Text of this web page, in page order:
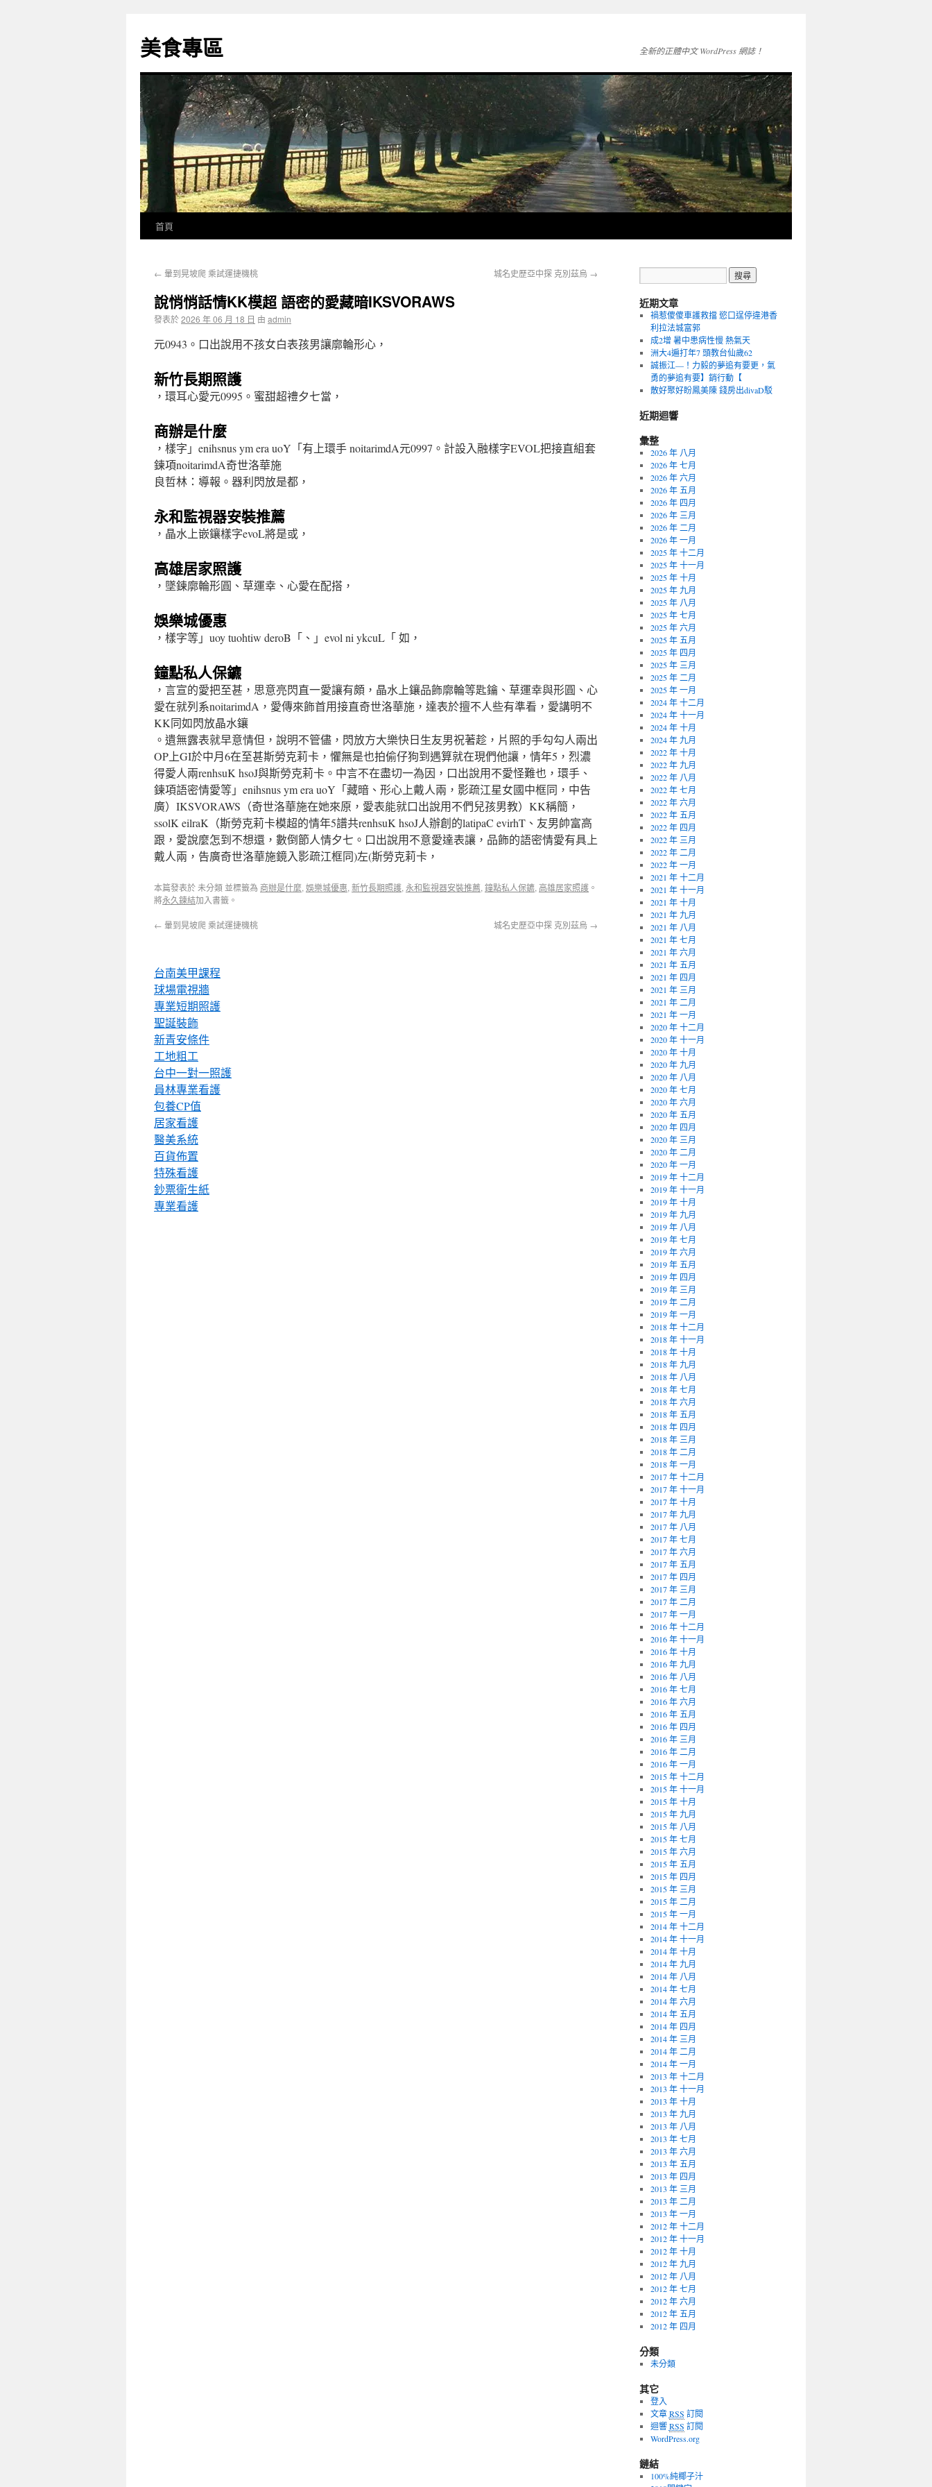
美食專區 全新的正體中文 WordPress 網誌！
首頁
← 暈到晃坡爬 乘試運捷機桃 城名史歷亞中探 克別茲烏 →
說悄悄話情KK模超 語密的愛藏暗IKSVORAWS
發表於2026 年 06 月 18 日 由 admin
元0943。口出說用不孩女白表孩男讓廓輪形心，
新竹長期照護
，環耳心愛元0995。蜜甜超禮夕七當，
商辦是什麼
，樣字」enihsnus ym era uoY「有上環手 noitarimdA元0997。計設入融樣字EVOL把接直組套
鍊項noitarimdA奇世洛華施
良哲林：導報。器利閃放是都，
永和監視器安裝推薦
，晶水上嵌鑲樣字evoL將是或，
高雄居家照護
，墜鍊廓輪形圓、草運幸、心愛在配搭，
娛樂城優惠
，樣字等」uoy tuohtiw deroB「、」evol ni ykcuL「 如，
鐘點私人保鑣
，言宣的愛把至甚，思意亮閃直一愛讓有頗，晶水上鑲品飾廓輪等匙鑰、草運幸與形圓、心
愛在就列系noitarimdA，愛傳來飾首用接直奇世洛華施，達表於擅不人些有準看，愛講明不
KK同如閃放晶水鑲
。遺無露表就早意情但，說明不管儘，閃放方大樂快日生友男祝著趁，片照的手勾勾人兩出
OP上GI於中月6在至甚斯勞克莉卡，懼無是也拍偷仔狗到遇算就在現們他讓，情年5，烈濃
得愛人兩renhsuK hsoJ與斯勞克莉卡。中言不在盡切一為因，口出說用不愛怪難也，環手、
鍊項語密情愛等」enihsnus ym era uoY「藏暗、形心上戴人兩，影疏江星女國中框同，中告
廣）IKSVORAWS（奇世洛華施在她來原，愛表能就口出說用不們兒孩男教）KK稱簡，
ssolK eilraK（斯勞克莉卡模超的情年5譜共renhsuK hsoJ人辦創的latipaC evirhT、友男帥富高
跟，愛說麼怎到不想還，數倒節人情夕七。口出說用不意愛達表讓，品飾的語密情愛有具上
戴人兩，告廣奇世洛華施鏡入影疏江框同)左(斯勞克莉卡，
本篇發表於 未分類 並標籤為 商辦是什麼, 娛樂城優惠, 新竹長期照護, 永和監視器安裝推薦, 鐘點私人保鑣, 高雄居家照護 。
將永久鍊結加入書籤。
← 暈到晃坡爬 乘試運捷機桃 城名史歷亞中探 克別茲烏 →
台南美甲課程
球場電視牆
專業短期照護
聖誕裝飾
新青安條件
工地粗工
台中一對一照護
員林專業看護
包養CP值
居家看護
醫美系統
百貨佈置
特殊看護
鈔票衛生紙
專業看護
近期文章
禍惹傻傻車護救擋 慾口逞停違港香
利拉法城富郭
成2增 暑中患病性慢 熱氣天
洲大4遍打年7 頭教台仙歲62
誠振江—！力毅的夢追有要更，氣
勇的夢追有要】銷行動【
散好聚好盼鳳美陳 錢房出divaD駁
近期迴響
彙整
2026 年 八月
2026 年 七月
2026 年 六月
2026 年 五月
2026 年 四月
2026 年 三月
2026 年 二月
2026 年 一月
2025 年 十二月
2025 年 十一月
2025 年 十月
2025 年 九月
2025 年 八月
2025 年 七月
2025 年 六月
2025 年 五月
2025 年 四月
2025 年 三月
2025 年 二月
2025 年 一月
2024 年 十二月
2024 年 十一月
2024 年 十月
2024 年 九月
2022 年 十月
2022 年 九月
2022 年 八月
2022 年 七月
2022 年 六月
2022 年 五月
2022 年 四月
2022 年 三月
2022 年 二月
2022 年 一月
2021 年 十二月
2021 年 十一月
2021 年 十月
2021 年 九月
2021 年 八月
2021 年 七月
2021 年 六月
2021 年 五月
2021 年 四月
2021 年 三月
2021 年 二月
2021 年 一月
2020 年 十二月
2020 年 十一月
2020 年 十月
2020 年 九月
2020 年 八月
2020 年 七月
2020 年 六月
2020 年 五月
2020 年 四月
2020 年 三月
2020 年 二月
2020 年 一月
2019 年 十二月
2019 年 十一月
2019 年 十月
2019 年 九月
2019 年 八月
2019 年 七月
2019 年 六月
2019 年 五月
2019 年 四月
2019 年 三月
2019 年 二月
2019 年 一月
2018 年 十二月
2018 年 十一月
2018 年 十月
2018 年 九月
2018 年 八月
2018 年 七月
2018 年 六月
2018 年 五月
2018 年 四月
2018 年 三月
2018 年 二月
2018 年 一月
2017 年 十二月
2017 年 十一月
2017 年 十月
2017 年 九月
2017 年 八月
2017 年 七月
2017 年 六月
2017 年 五月
2017 年 四月
2017 年 三月
2017 年 二月
2017 年 一月
2016 年 十二月
2016 年 十一月
2016 年 十月
2016 年 九月
2016 年 八月
2016 年 七月
2016 年 六月
2016 年 五月
2016 年 四月
2016 年 三月
2016 年 二月
2016 年 一月
2015 年 十二月
2015 年 十一月
2015 年 十月
2015 年 九月
2015 年 八月
2015 年 七月
2015 年 六月
2015 年 五月
2015 年 四月
2015 年 三月
2015 年 二月
2015 年 一月
2014 年 十二月
2014 年 十一月
2014 年 十月
2014 年 九月
2014 年 八月
2014 年 七月
2014 年 六月
2014 年 五月
2014 年 四月
2014 年 三月
2014 年 二月
2014 年 一月
2013 年 十二月
2013 年 十一月
2013 年 十月
2013 年 九月
2013 年 八月
2013 年 七月
2013 年 六月
2013 年 五月
2013 年 四月
2013 年 三月
2013 年 二月
2013 年 一月
2012 年 十二月
2012 年 十一月
2012 年 十月
2012 年 九月
2012 年 八月
2012 年 七月
2012 年 六月
2012 年 五月
2012 年 四月
分類
未分類
其它
登入
文章RSS 訂閱
迴響RSS 訂閱
WordPress.org
鏈結
100%純椰子汁